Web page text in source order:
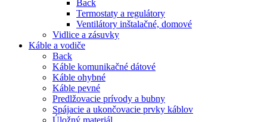
Back
Termostaty a regulátory
Ventilátory inštalačné, domové
Vidlice a zásuvky
Káble a vodiče
Back
Káble komunikačné dátové
Káble ohybné
Káble pevné
Predlžovacie prívody a bubny
Spájacie a ukončovacie prvky káblov
Úložný materiál